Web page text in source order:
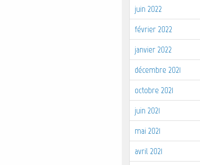
juin 2022
février 2022
janvier 2022
décembre 2021
octobre 2021
juin 2021
mai 2021
avril 2021